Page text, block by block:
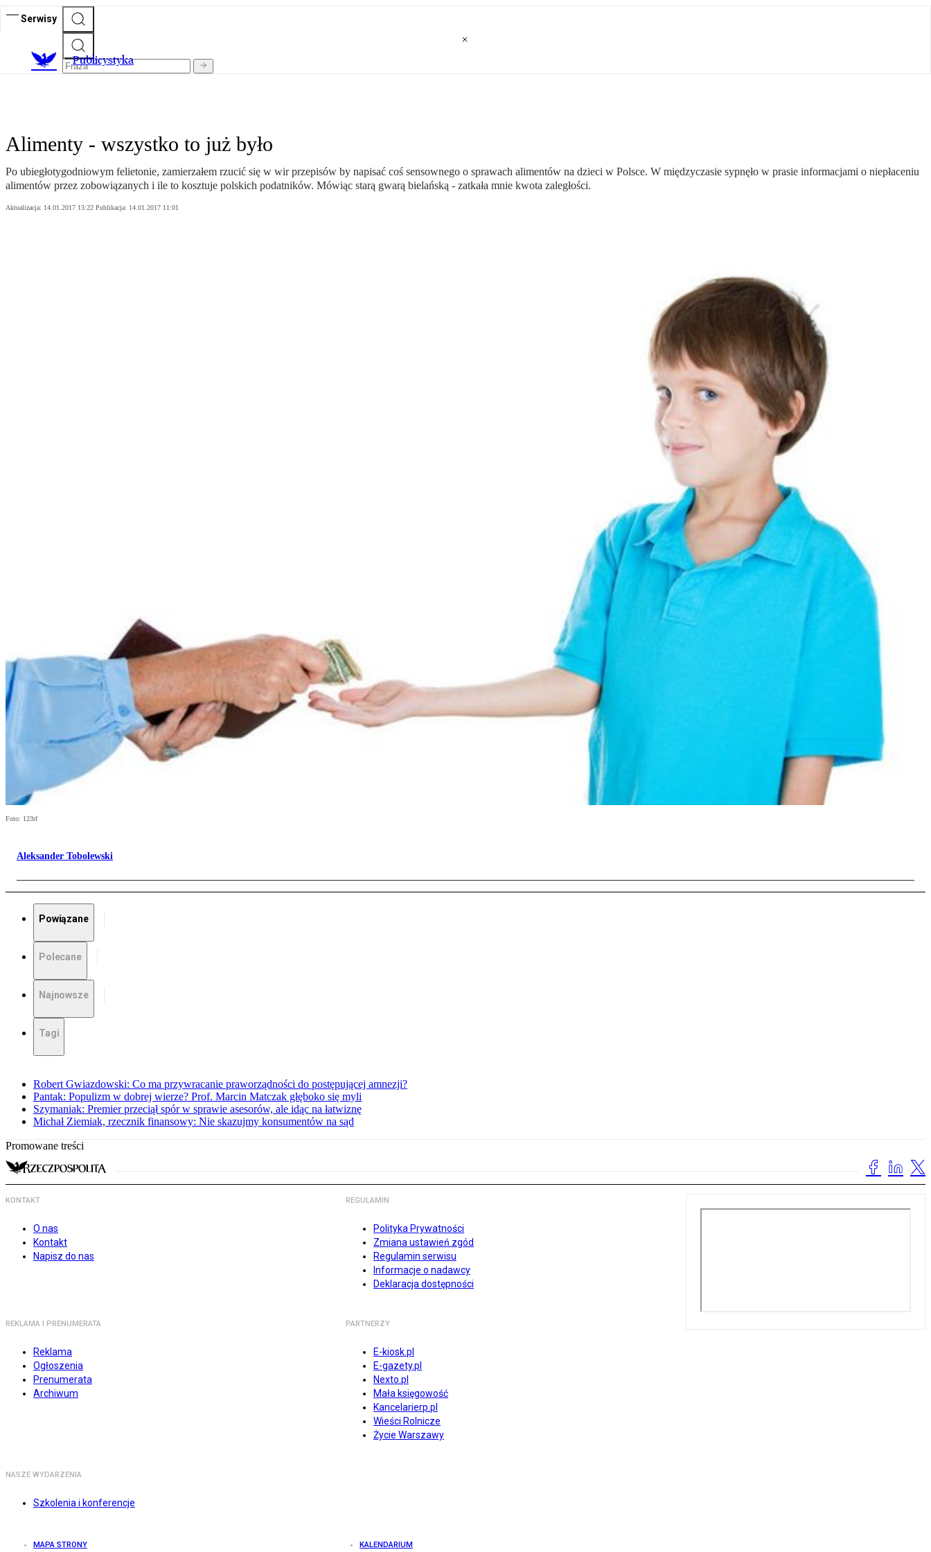
Serwisy
Publicystyka
Alimenty - wszystko to już było
Po ubiegłotygodniowym felietonie, zamierzałem rzucić się w wir przepisów by napisać coś sensownego o sprawach alimentów na dzieci w Polsce. W międzyczasie sypnęło w prasie informacjami o niepłaceniu
alimentów przez zobowiązanych i ile to kosztuje polskich podatników. Mówiąc starą gwarą bielańską - zatkała mnie kwota zaległości.
Aktualizacja: 14.01.2017 13:22 Publikacja: 14.01.2017 11:01
Foto: 123rf
Aleksander Tobolewski
Powiązane
Polecane
Najnowsze
Tagi
Robert Gwiazdowski: Co ma przywracanie praworządności do postępującej amnezji?
Pantak: Populizm w dobrej wierze? Prof. Marcin Matczak głęboko się myli
Szymaniak: Premier przeciął spór w sprawie asesorów, ale idąc na łatwiznę
Michał Ziemiak, rzecznik finansowy: Nie skazujmy konsumentów na sąd
Promowane treści
KONTAKT
O nas
Kontakt
Napisz do nas
REGULAMIN
Polityka Prywatności
Zmiana ustawień zgód
Regulamin serwisu
Informacje o nadawcy
Deklaracja dostępności
REKLAMA I PRENUMERATA
Reklama
Ogłoszenia
Prenumerata
Archiwum
PARTNERZY
E-kiosk.pl
E-gazety.pl
Nexto.pl
Mała księgowość
Kancelarierp.pl
Wieści Rolnicze
Życie Warszawy
NASZE WYDARZENIA
Szkolenia i konferencje
MAPA STRONY KALENDARIUM